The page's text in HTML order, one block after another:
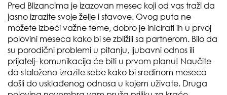
Pred Blizancima je izazovan mesec koji od vas traži da
jasno izrazite svoje želje i stavove. Ovog puta ne
možete izbeći važne teme, dobro je inicirati ih u prvoj
polovini meseca kako bi se zbližili sa partnerom. Bilo da
su porodični problemi u pitanju, ljubavni odnos ili
prijatelj- komunikacija će biti u prvom planu! Naučite
da staloženo izrazite sebe kako bi sredinom meseca
došli do usklađenog odnosa u kojem uživate. Druga